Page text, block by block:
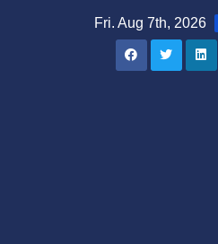
Fri. Aug 7th, 2026